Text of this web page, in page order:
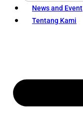
News and Event
Tentang Kami